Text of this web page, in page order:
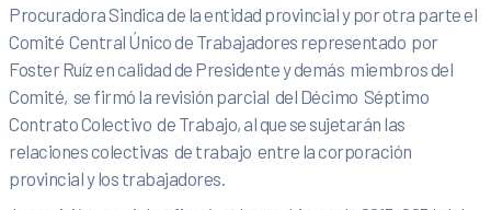
Procuradora Sindica de la entidad provincial y por otra parte el
Comité Central Único de Trabajadores representado por
Foster Ruíz en calidad de Presidente y demás miembros del
Comité, se firmó la revisión parcial del Décimo Séptimo
Contrato Colectivo de Trabajo, al que se sujetarán las
relaciones colectivas de trabajo entre la corporación
provincial y los trabajadores.